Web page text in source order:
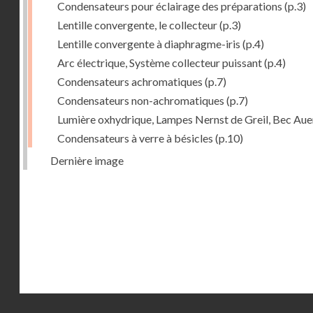
Condensateurs pour éclairage des préparations (p.3)
Lentille convergente, le collecteur(p.3)
Lentille convergente à diaphragme-iris (p.4)
Arc électrique, Système collecteur puissant(p.4)
Condensateurs achromatiques (p.7)
Condensateurs non-achromatiques (p.7)
Lumière oxhydrique, Lampes Nernst de Greil, Bec
Condensateurs à verre à bésicles (p.10)
Dernière image